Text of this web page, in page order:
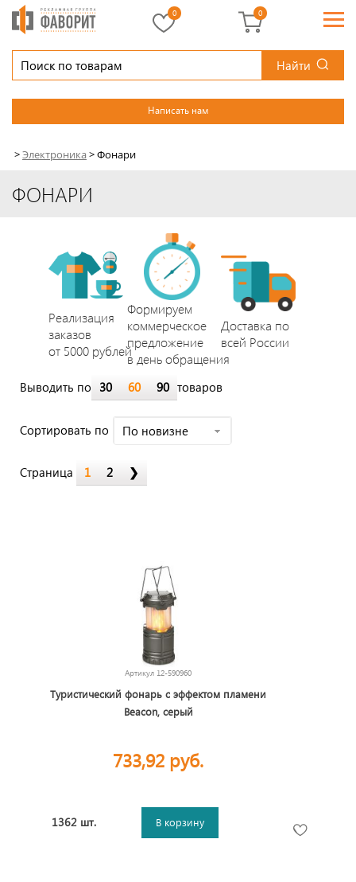
Найти
Написать нам
0 0
>Электроника>Фонари
ФОНАРИ
Реализация
заказов
от 5000 рублей
Формируем
коммерческое
предложение
в день обращения
Доставка по
всей России
Выводить по 30 60 90 товаров
Cортировать по По новизне
Страница 1 2 ❯
Артикул 12-590960
Туристический фонарь с эффектом пламени
Beacon, серый
733,92 руб.
1362 шт. В корзину